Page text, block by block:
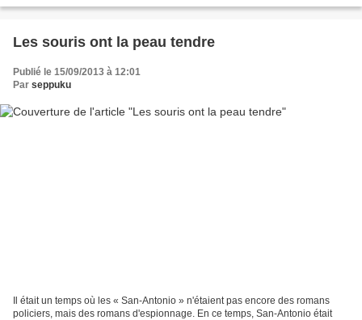
Les souris ont la peau tendre
Publié le 15/09/2013 à 12:01
Par seppuku
Il était un temps où les « San-Antonio » n'étaient pas encore des romans
policiers, mais des romans d'espionnage. En ce temps, San-Antonio était